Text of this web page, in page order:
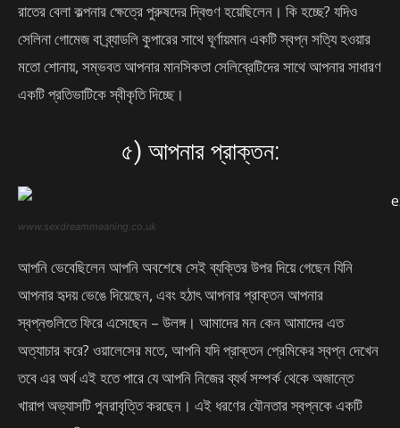
রাতের বেলা কল্পনার ক্ষেত্রে পুরুষদের দ্বিগুণ হয়েছিলেন। কি হচ্ছে? যদিও
সেলিনা গোমেজ বা ব্র্যাডলি কুপারের সাথে ঘূর্ণায়মান একটি স্বপ্ন সত্যি হওয়ার
মতো শোনায়, সম্ভবত আপনার মানসিকতা সেলিব্রেটিদের সাথে আপনার সাধারণ
একটি প্রতিভাটিকে স্বীকৃতি দিচ্ছে।
৫) আপনার প্রাক্তন:
www.sexdreammeaning.co.uk
আপনি ভেবেছিলেন আপনি অবশেষে সেই ব্যক্তির উপর দিয়ে গেছেন যিনি
আপনার হৃদয় ভেঙে দিয়েছেন, এবং হঠাৎ আপনার প্রাক্তন আপনার
স্বপ্নগুলিতে ফিরে এসেছেন – উলঙ্গ। আমাদের মন কেন আমাদের এত
অত্যাচার করে? ওয়ালেসের মতে, আপনি যদি প্রাক্তন প্রেমিকের স্বপ্ন দেখেন
তবে এর অর্থ এই হতে পারে যে আপনি নিজের ব্যর্থ সম্পর্ক থেকে অজান্তে
খারাপ অভ্যাসটি পুনরাবৃত্তি করছেন। এই ধরণের যৌনতার স্বপ্নকে একটি